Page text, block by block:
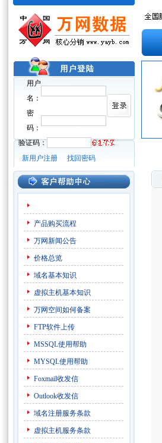
用户
名：
密
码：
验证码：
新用户注册
找回密码
产品购买流程
万网新闻公告
价格总览
域名基本知识
虚拟主机基本知识
万网空间如何备案
FTP软件上传
MSSQL使用帮助
MYSQL使用帮助
Foxmail收发信
Outlook收发信
域名注册服务条款
虚拟主机服务条款